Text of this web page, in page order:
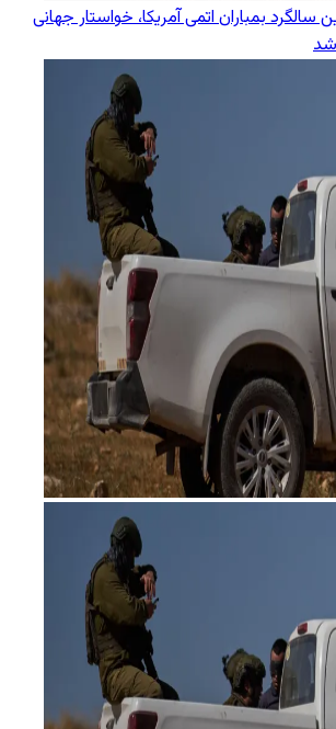
بمباران اتمی آمریکا، خواستار جهانی